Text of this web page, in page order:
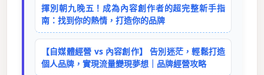
揮別朝九晚五！成為內容創作者的超完整新手指
南：找到你的熱情，打造你的品牌
【自媒體經營 vs 內容創作】 告別迷茫，輕鬆打造
個人品牌，實現流量變現夢想｜品牌經營攻略